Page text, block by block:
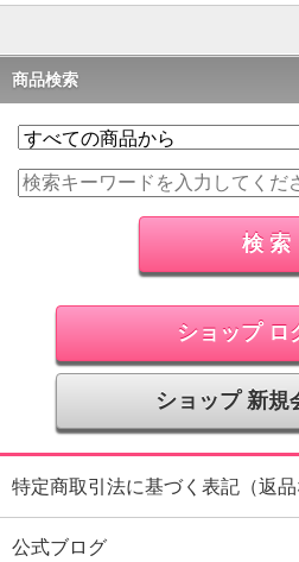
商品検索
ショップ ロ
ショップ 新規
特定商取引法に基づく表記（返品
公式ブログ